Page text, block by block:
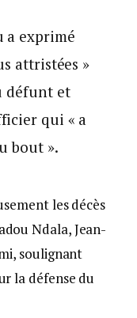
a exprimé
attristées »
défunt et
qui « a
bout ».
les décès
Ndala, Jean-
soulignant
la défense du